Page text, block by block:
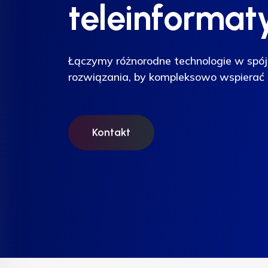
Łączymy różnorodne technologie w
rozwiązania, by kompleksowo
Kontakt
Łączymy różnorodne technologie w
rozwiązania, by kompleksowo
Kontakt
Łączymy różnorodne technologie w
rozwiązania, by kompleksowo
Kontakt